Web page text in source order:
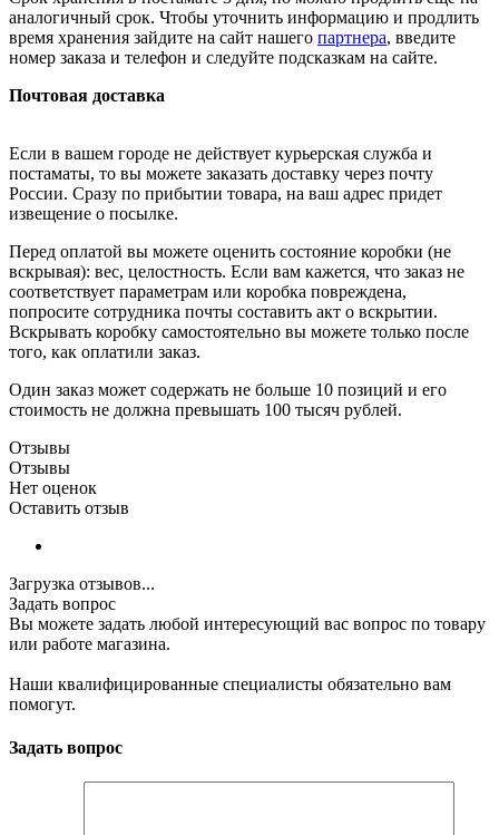
аналогичный срок. Чтобы уточнить информацию и продлить
время хранения зайдите на сайт нашего партнера, введите
номер заказа и телефон и следуйте подсказкам на сайте.
Почтовая доставка
Если в вашем городе не действует курьерская служба и
постаматы, то вы можете заказать доставку через почту
России. Сразу по прибытии товара, на ваш адрес придет
извещение о посылке.
Перед оплатой вы можете оценить состояние коробки (не
вскрывая): вес, целостность. Если вам кажется, что заказ не
соответствует параметрам или коробка повреждена,
попросите сотрудника почты составить акт о вскрытии.
Вскрывать коробку самостоятельно вы можете только после
того, как оплатили заказ.
Один заказ может содержать не больше 10 позиций и его
стоимость не должна превышать 100 тысяч рублей.
Отзывы
Отзывы
Нет оценок
Оставить отзыв
Загрузка отзывов...
Задать вопрос
Вы можете задать любой интересующий вас вопрос по товару
или работе магазина.
Наши квалифицированные специалисты обязательно вам
помогут.
Задать вопрос